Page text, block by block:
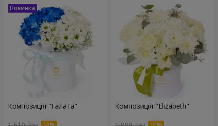
Композиція "Галата" Композиція "Elizabeth"